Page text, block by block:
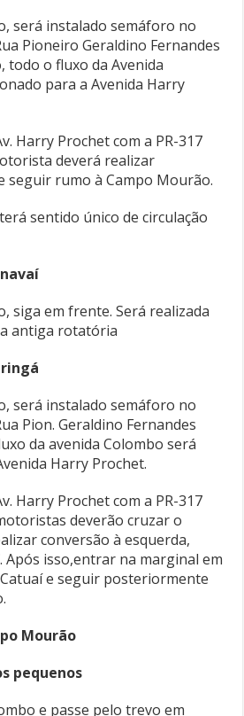
será instalado semáforo no
Pioneiro Geraldino Fernandes
todo o fluxo da Avenida
para a Avenida Harry
Harry Prochet com a PR-317
deverá realizar
seguir rumo à Campo Mourão.
sentido único de circulação
siga em frente. Será realizada
antiga rotatória
será instalado semáforo no
Pion. Geraldino Fernandes
da avenida Colombo será
Harry Prochet.
Harry Prochet com a PR-317
deverão cruzar o
conversão à esquerda,
Após isso,entrar na marginal em
e seguir posteriormente
Mourão
pequenos
e passe pelo trevo em